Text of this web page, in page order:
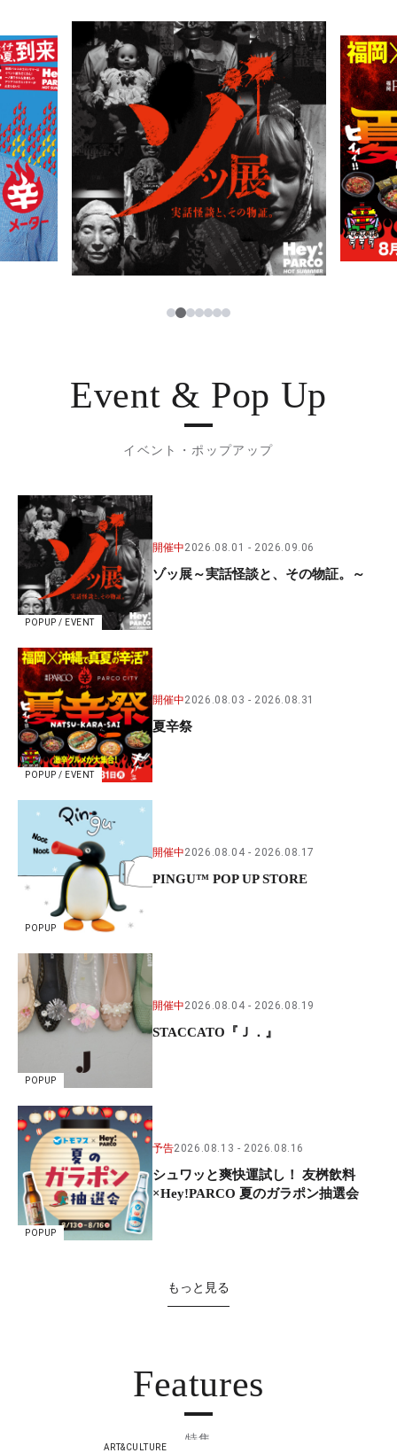
PARCOメンバーズ
123456
Event & Pop Up
イベント・ポップアップ
POPUP / EVENT
開催中2026.08.01 2026.09.06
ゾッ展～実話怪談と、その物証。～
POPUP / EVENT
開催中2026.08.03 2026.08.31
夏辛祭
POPUP
開催中2026.08.04 2026.08.17
PINGU™ POP UP STORE
POPUP
開催中2026.08.04 2026.08.19
STACCATO『Ｊ．』
POPUP
予告2026.08.13 2026.08.16
シュワッと爽快運試し！ 友桝飲料
×Hey!PARCO 夏のガラポン抽選会
もっと見る
Features
特集
ART&CULTURE